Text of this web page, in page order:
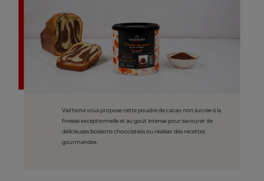
Valrhona vous propose cette poudre de cacao non sucrée à la
finesse exceptionnelle et au goût intense pour savourer de
délicieuses boissons chocolatées ou réaliser des recettes
gourmandes.